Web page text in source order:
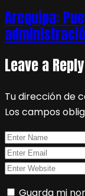
Arequipa:
Leave a Reply
Tu dirección de
Los campos
Guarda mi